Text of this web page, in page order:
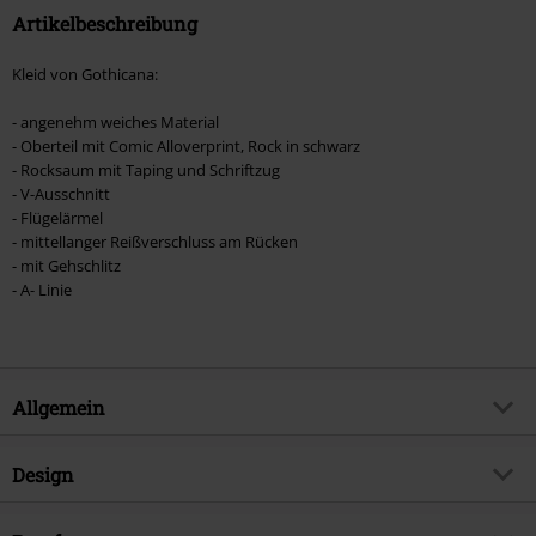
Artikelbeschreibung
Kleid von Gothicana:
- angenehm weiches Material
- Oberteil mit Comic Alloverprint, Rock in schwarz
- Rocksaum mit Taping und Schriftzug
- V-Ausschnitt
- Flügelärmel
- mittellanger Reißverschluss am Rücken
- mit Gehschlitz
- A- Linie
Allgemein
Artikelnummer:
Design